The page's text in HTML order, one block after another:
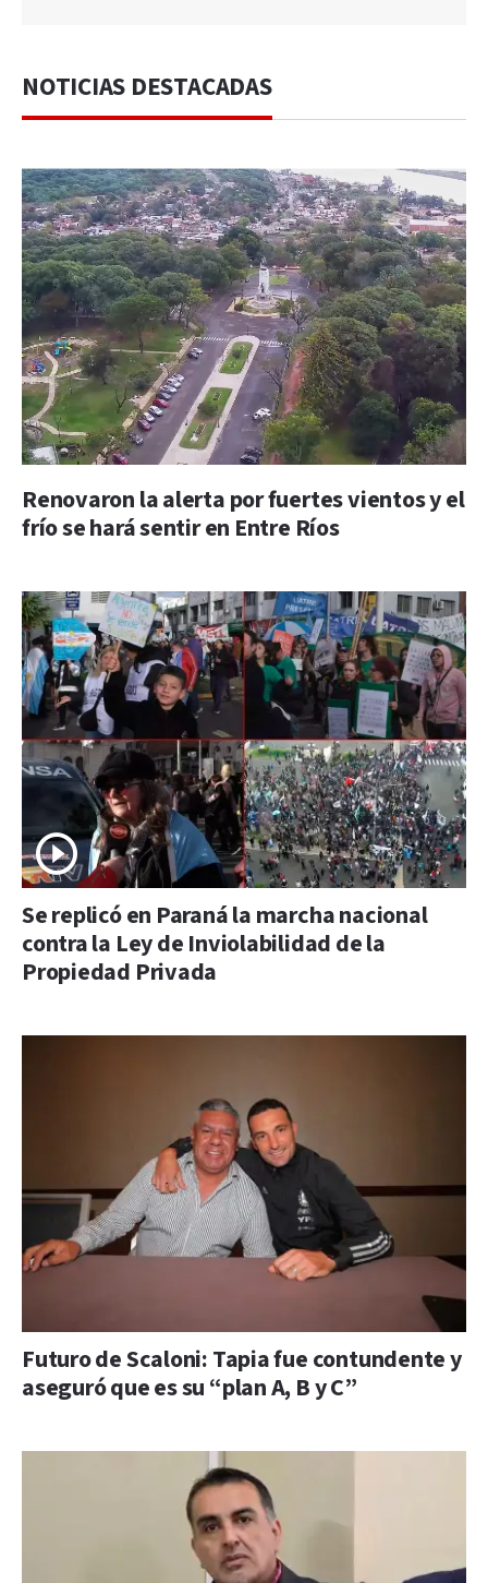
NOTICIAS DESTACADAS
Renovaron la alerta por fuertes vientos y el
frío se hará sentir en Entre Ríos
Se replicó en Paraná la marcha nacional
contra la Ley de Inviolabilidad de la
Propiedad Privada
Futuro de Scaloni: Tapia fue contundente y
aseguró que es su “plan A, B y C”